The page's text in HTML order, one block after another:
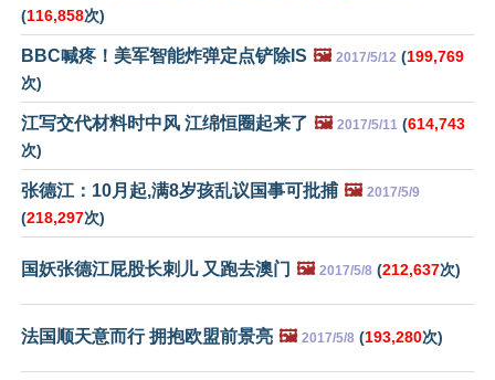
(116,858次)
BBC喊疼！美军智能炸弹定点铲除IS 🖼️ 2017/5/12 (199,769
次)
江写交代材料时中风 江绵恒圈起来了 🖼️ 2017/5/11 (614,743
次)
张德江：10月起,满8岁孩乱议国事可批捕 🖼️ 2017/5/9
(218,297次)
国妖张德江屁股长刺儿 又跑去澳门 🖼️ 2017/5/8 (212,637次)
法国顺天意而行 拥抱欧盟前景亮 🖼️ 2017/5/8 (193,280次)